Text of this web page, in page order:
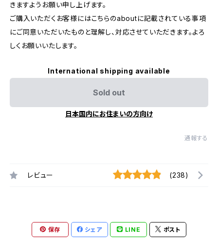
きますようお願い申し上げます。
ご購入いただくお客様にはこちらのaboutに記載されている事項
にご同意いただいたものと理解し、対応させていただきます。よろ
しくお願いいたします。
International shipping available
Sold out
日本国内にお住まいの方向け
通報する
レビュー (238)
保存 シェア LINE ポスト